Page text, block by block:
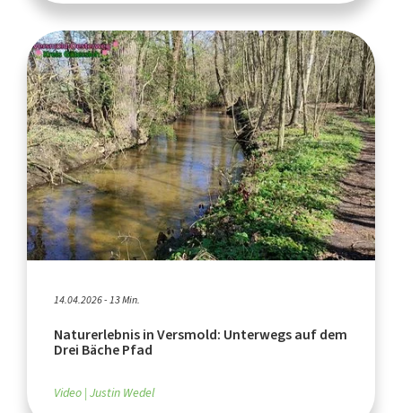
14.04.2026 - 13 Min.
Naturerlebnis in Versmold: Unterwegs auf dem
Drei Bäche Pfad
Video Justin Wedel